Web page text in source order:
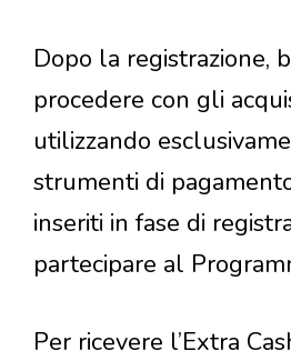
Dopo la registrazione,
procedere con gli
utilizzando
strumenti di
inseriti in fase di
partecipare al
Per ricevere l’Extra